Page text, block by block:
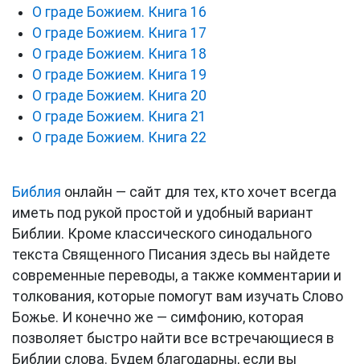
О граде Божием. Книга 16
О граде Божием. Книга 17
О граде Божием. Книга 18
О граде Божием. Книга 19
О граде Божием. Книга 20
О граде Божием. Книга 21
О граде Божием. Книга 22
Библия онлайн — сайт для тех, кто хочет всегда
иметь под рукой простой и удобный вариант
Библии. Кроме классического синодального
текста Священного Писания здесь вы найдете
современные переводы, а также комментарии и
толкования, которые помогут вам изучать Слово
Божье. И конечно же — симфонию, которая
позволяет быстро найти все встречающиеся в
Библии слова. Будем благодарны, если вы